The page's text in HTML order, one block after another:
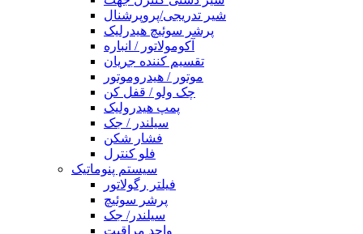
شیر تدریجی/پروپرشنال
پرشر سوئیچ هیدرلیک
آکومولاتور / انباره
تقسیم کننده جریان
موتور / هیدروموتور
چک ولو / قفل کن
پمپ هیدرولیک
سیلندر / جک
فشار شکن
فلو کنترل
سیستم پنوماتیک
فیلتر رگولاتور
پرشر سوئیچ
سیلندر/ جک
واحد مراقبت